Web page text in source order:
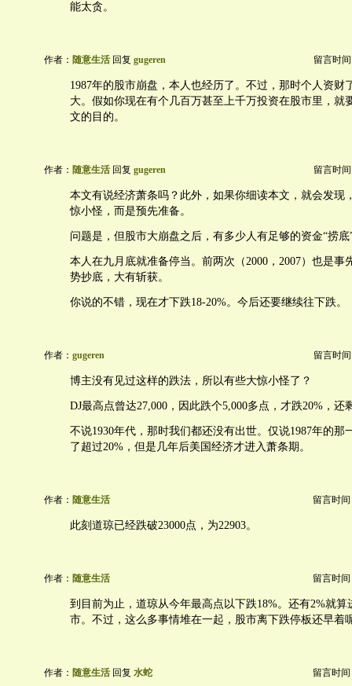
能太贪。
作者： 随意生活 回复 gugeren 留言时间
1987年的股市崩盘，本人也经历了。不过，那时个人资财
大。假如你现在有个几百万甚至上千万投资在股市里，就
文的目的。
作者： 随意生活 回复 gugeren 留言时间
本文有说经济萧条吗？此外，如果你细读本文，就会发现
惊小怪，而是预先准备。
问题是，但股市大崩盘之后，有多少人有足够的资金“捞
本人在九月底就准备停当。前两次（2000，2007）也是事
势抄底，大有斩获。
你说的不错，现在才下跌18-20%。今后还要继续往下跌。
作者： gugeren 留言时间
博主没有见过这样的跌法，所以有些大惊小怪了？
DJ最高点曾达27,000，因此跌个5,000多点，才跌20%，还
不说1930年代，那时我们都还没有出世。仅说1987年的那
了超过20%，但是几年后美国经济才进入萧条期。
作者： 随意生活 留言时间
此刻道琼已经跌破23000点，为22903。
作者： 随意生活 留言时间
到目前为止，道琼从今年最高点以下跌18%。还有2%就算
市。不过，这么多事情堆在一起，股市离下跌停板还早着
作者： 随意生活 回复 水蛇 留言时间